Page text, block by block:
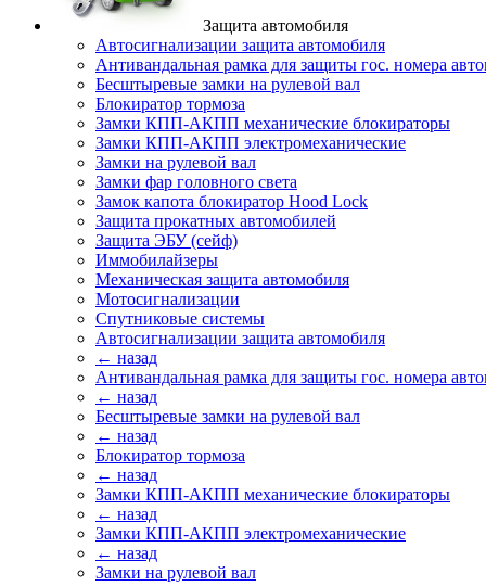
Защита автомобиля
Автосигнализации защита автомобиля
Антивандальная рамка для защиты гос. номера
Бесштыревые замки на рулевой вал
Блокиратор тормоза
Замки КПП-АКПП механические блокираторы
Замки КПП-АКПП электромеханические
Замки на рулевой вал
Замки фар головного света
Замок капота блокиратор Hood Lock
Защита прокатных автомобилей
Защита ЭБУ (сейф)
Иммобилайзеры
Механическая защита автомобиля
Мотосигнализации
Спутниковые системы
Автосигнализации защита автомобиля
← назад
Антивандальная рамка для защиты гос. номера
← назад
Бесштыревые замки на рулевой вал
← назад
Блокиратор тормоза
← назад
Замки КПП-АКПП механические блокираторы
← назад
Замки КПП-АКПП электромеханические
← назад
Замки на рулевой вал